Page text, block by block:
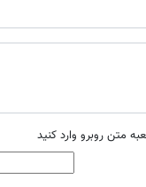
متن روبرو وارد کنید